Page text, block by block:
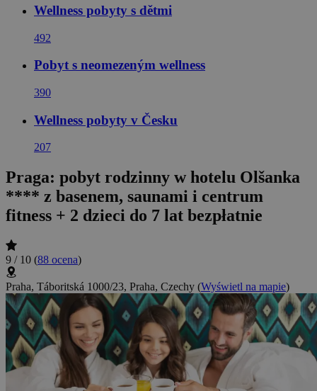
Wellness pobyty s dětmi
492
Pobyt s neomezeným wellness
390
Wellness pobyty v Česku
207
Praga: pobyt rodzinny w hotelu Olšanka
**** z basenem, saunami i centrum
fitness + 2 dzieci do 7 lat bezpłatnie
9 / 10 (88 ocena)
Praha, Táboritská 1000/23, Praha, Czechy (Wyświetl na mapie)